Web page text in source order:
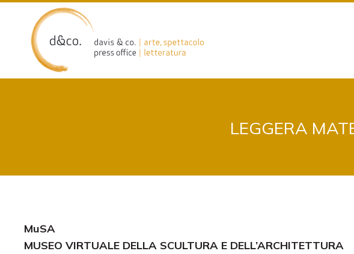
content
LEGGERA
MuSA
MUSEO VIRTUALE DELLA SCULTURA E DELL’ARCHITETTURA